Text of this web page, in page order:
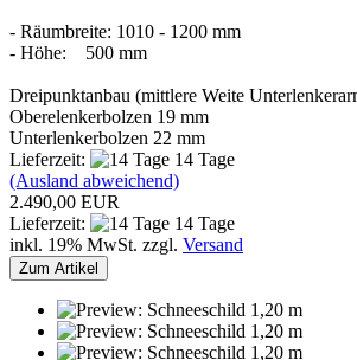
- Räumbreite: 1010 - 1200 mm
- Höhe: 500 mm
Dreipunktanbau (mittlere Weite
Oberelenkerbolzen 19 mm
Unterlenkerbolzen 22 mm
Lieferzeit:
14 Tage
(Ausland abweichend)
2.490,00 EUR
Lieferzeit:
14 Tage
inkl. 19% MwSt. zzgl. Versand
Zum Artikel